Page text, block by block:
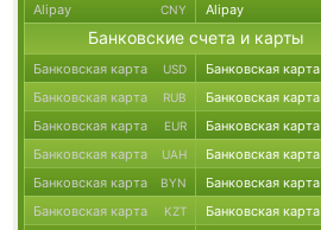
Alipay CNY Alipay
Банковские счета и карты
Банковская карта USD Банковская карта
Банковская карта RUB Банковская карта
Банковская карта EUR Банковская карта
Банковская карта UAH Банковская карта
Банковская карта BYN Банковская карта
Банковская карта KZT Банковская карта